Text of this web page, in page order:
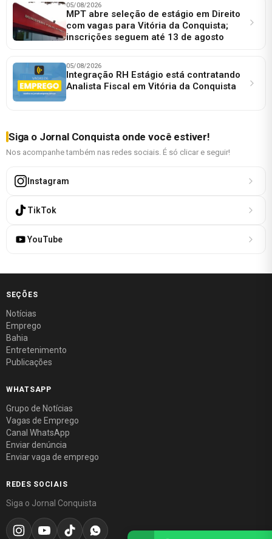
05/08/2026
MPT abre seleção de estágio em Direito
com vagas para Vitória da Conquista;
inscrições seguem até 13 de agosto
05/08/2026
Integração RH Estágio está contratando
Analista Fiscal em Vitória da Conquista
Siga o Jornal Conquista onde você estiver!
Nos acompanhe também nas redes sociais. É só clicar e seguir!
Instagram
TikTok
YouTube
SEÇÕES
Notícias
Emprego
Bahia
Entretenimento
Publicações
WHATSAPP
Grupo de Notícias
Vagas de Emprego
Canal WhatsApp
Enviar denúncia
Enviar vaga de emprego
REDES SOCIAIS
Siga o Jornal Conquista